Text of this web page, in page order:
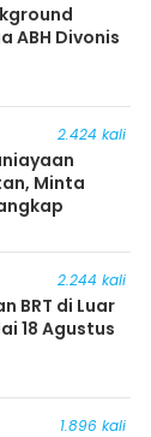
ABH Divonis
2.424 kali
Minta
2.244 kali
BRT di Luar
18 Agustus
1.896 kali